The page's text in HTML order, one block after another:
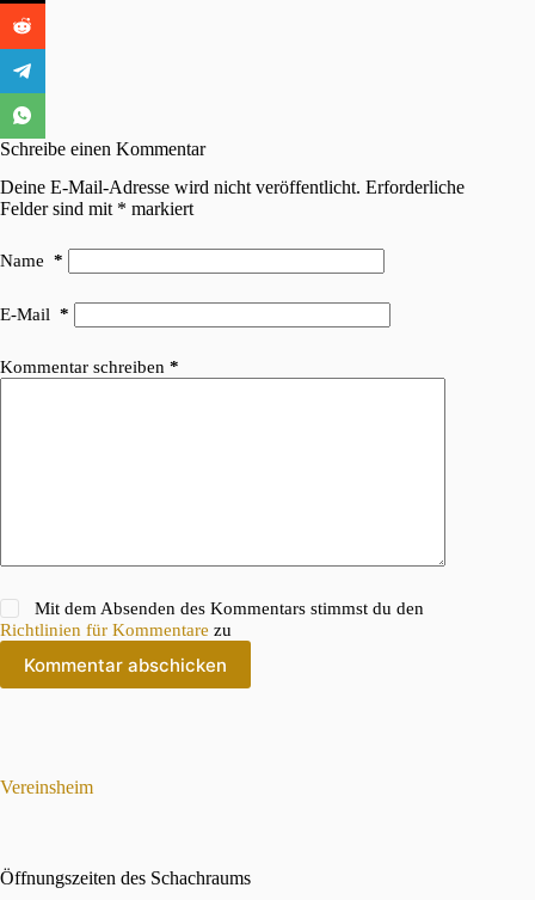
Schreibe einen Kommentar
Deine E-Mail-Adresse wird nicht veröffentlicht. Erforderliche
Felder sind mit * markiert
Name *
E-Mail *
Kommentar schreiben *
Mit dem Absenden des Kommentars stimmst du den
Richtlinien für Kommentare zu
Kommentar abschicken
Vereinsheim
Öffnungszeiten des Schachraums